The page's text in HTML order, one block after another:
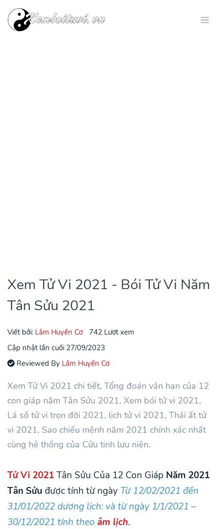
Xem Tử Vi 2021 - Bói Tử Vi Năm
Tân Sửu 2021
Viết bởi: Lâm Huyền Cơ
742 Lượt xem
Cập nhật lần cuối 27/09/2023
Reviewed By Lâm Huyền Cơ
Xem Tử Vi 2021 chi tiết, Tổng đoán vận hạn của 12
con giáp năm Tân Sửu 2021, Xem bói tử vi 2021,
Lá số tử vi trọn đời 2021, lịch tử vi 2021, Thái ất tử
vi 2021, Sao chiếu mệnh năm 2021 chính xác nhất
cùng hệ thống của Cửu tinh lưu niên.
Tử Vi 2021Tân Sửu Của 12 Con Giáp Năm 2021
Tân Sửu được tính từ ngày Từ 12/02/2021 đến
31/01/2022 dương lịch: và từ ngày 1/1/2021 –
30/12/2021 tính theo âm lịch.